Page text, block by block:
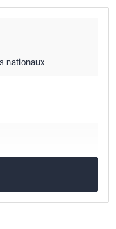
nationaux